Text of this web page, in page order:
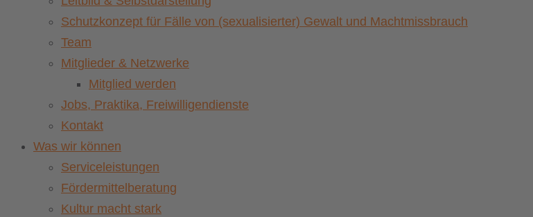
Schutzkonzept für Fälle von (sexualisierter) Gewalt und Machtmissbrauch
Team
Mitglieder & Netzwerke
Mitglied werden
Jobs, Praktika, Freiwilligendienste
Kontakt
Was wir können
Serviceleistungen
Fördermittelberatung
Kultur macht stark